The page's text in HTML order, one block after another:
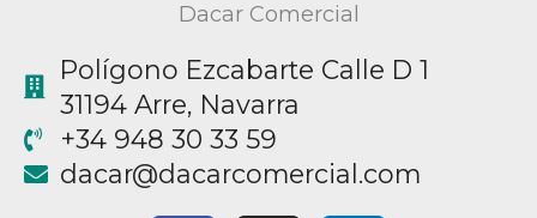
Dacar Comercial
Polígono Ezcabarte Calle D 1
31194 Arre, Navarra
+34 948 30 33 59
moc.laicremocracad
@racad